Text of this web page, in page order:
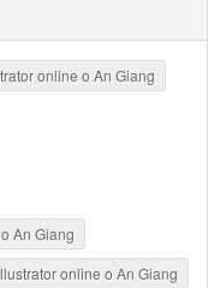
online o An Giang
An Giang
online o An Giang